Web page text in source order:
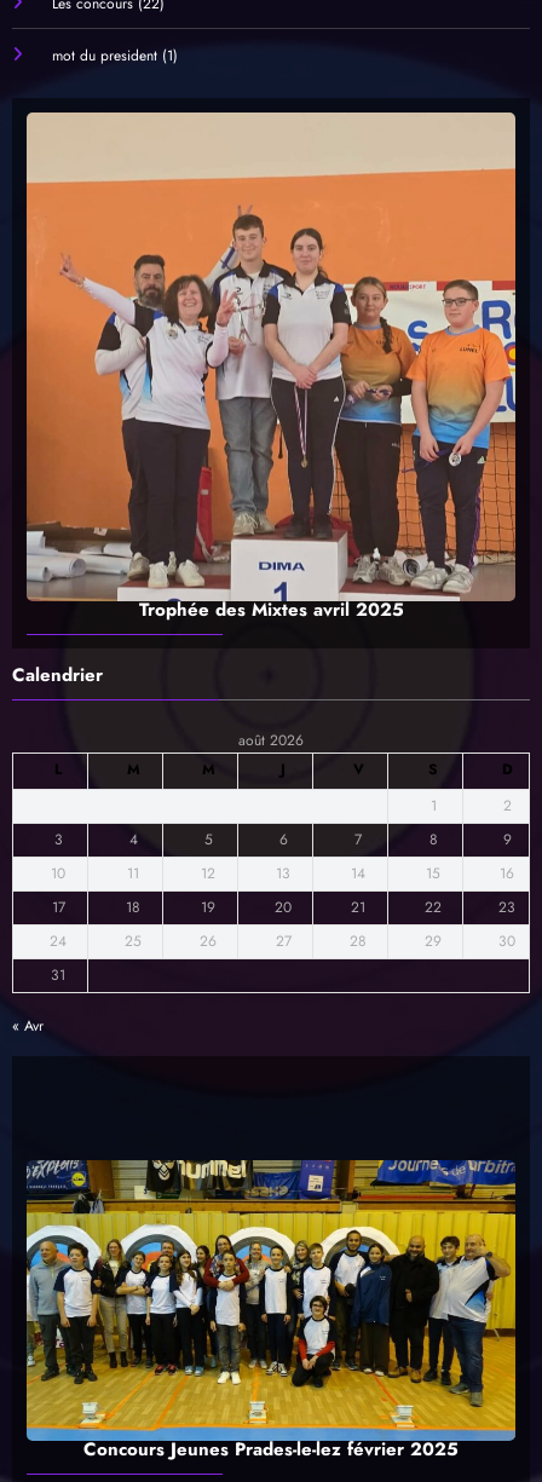
mot du president(1)
Trophée des Mixtes avril 2025
Calendrier
août 2026
L
M M J V S
D
1
2
3
4 5 6 7 8
9
10
11 12 13 14 15
16
17
18 19 20 21 22
23
24
25 26 27 28 29
30
31
« Avr
Concours Jeunes Prades-le-lez février 2025